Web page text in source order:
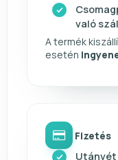
való
A termék
esetén
Fizetés
Utánvét